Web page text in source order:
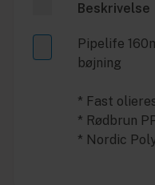
Beskrivelse
Pipelife
bøjning
* Fast
* Rødbrun
* Nordic